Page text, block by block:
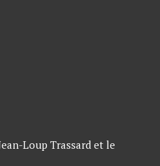
Loup Trassard et le